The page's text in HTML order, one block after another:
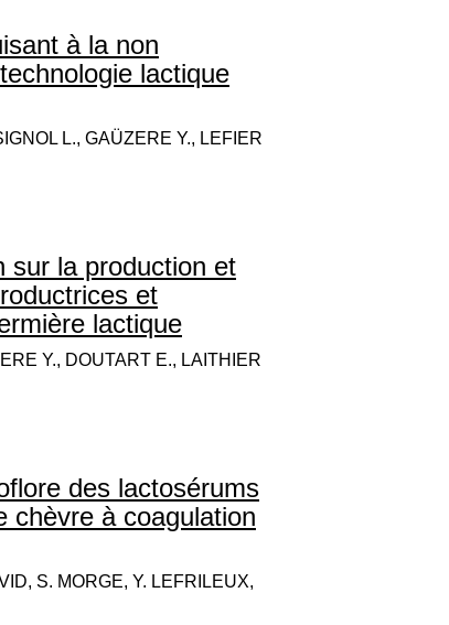
à la non
lactique
L., GAÜZERE Y., LEFIER
sur la production et
et
lactique
Y., DOUTART E., LAITHIER
des lactosérums
chèvre à coagulation
S. MORGE, Y. LEFRILEUX,